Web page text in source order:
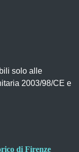
solo alle
2003/98/CE e
di Firenze